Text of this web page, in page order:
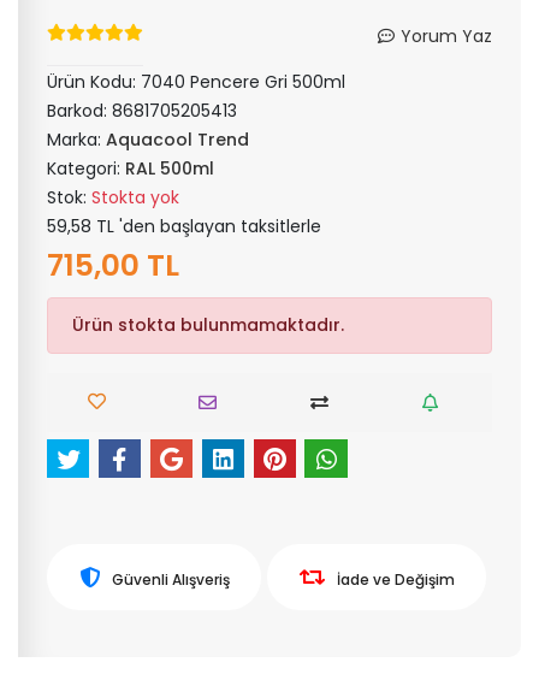
Yorum Yaz
Ürün Kodu: 7040 Pencere Gri 500ml
Barkod: 8681705205413
Marka: Aquacool Trend
Kategori: RAL 500ml
Stok: Stokta yok
59,58 TL 'den başlayan taksitlerle
715,00 TL
Ürün stokta bulunmamaktadır.
Güvenli Alışveriş İade ve Değişim